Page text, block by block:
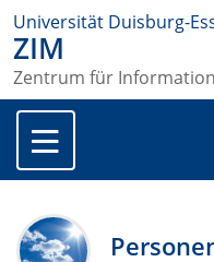
Universität Duisburg-
ZIM
Zentrum für